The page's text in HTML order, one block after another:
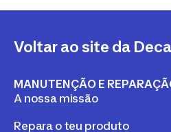
Voltar ao site da
MANUTENÇÃO E
A nossa missão
Repara o teu produto